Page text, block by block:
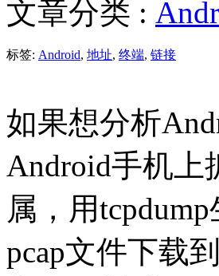
文章分类 :
标签: Android, 地址, 终端, 链接
如果想分析
Android手机上
属，用
pcap文件下载